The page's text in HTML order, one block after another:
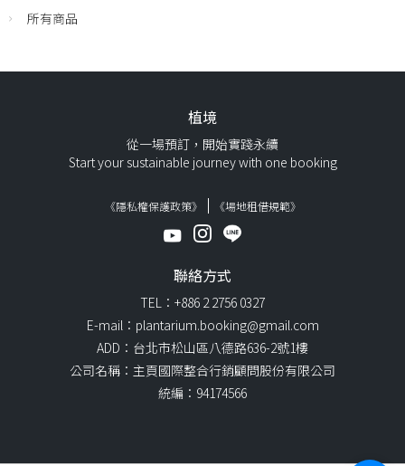
所有商品
植境
從一場預訂，開始實踐永續
Start your sustainable journey with one booking
《隱私權保護政策》 《場地租借規範》
聯絡方式
TEL：+886 2 2756 0327
E-mail：plantarium.booking@gmail.com
ADD：台北市松山區八德路636-2號1樓
公司名稱：主頁國際整合行銷顧問股份有限公司
統編：94174566